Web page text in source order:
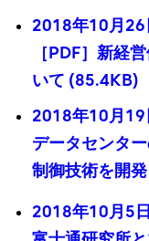
2018年10月26
［PDF］新経
いて (85.4KB)
2018年10月19
データセンタ
制御技術を開発
2018年10月5日